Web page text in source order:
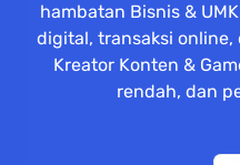
hambatan Bisnis &
digital, transaksi
Kreator Konten &
rendah, dan